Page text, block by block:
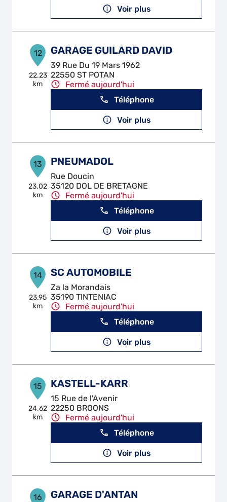
Voir plus
12
22.23
km
GARAGE GUILARD DAVID
39 Rue Du 19 Mars 1962
22550 ST POTAN
Fermé aujourd'hui
Téléphone
Voir plus
13
23.02
km
PNEUMADOL
Rue Doucin
35120 DOL DE BRETAGNE
Fermé aujourd'hui
Téléphone
Voir plus
14
23.95
km
SC AUTOMOBILE
Za la Morandais
35190 TINTENIAC
Fermé aujourd'hui
Téléphone
Voir plus
15
24.62
km
KASTELL-KARR
15 Rue de l'Avenir
22250 BROONS
Fermé aujourd'hui
Téléphone
Voir plus
16 GARAGE D'ANTAN